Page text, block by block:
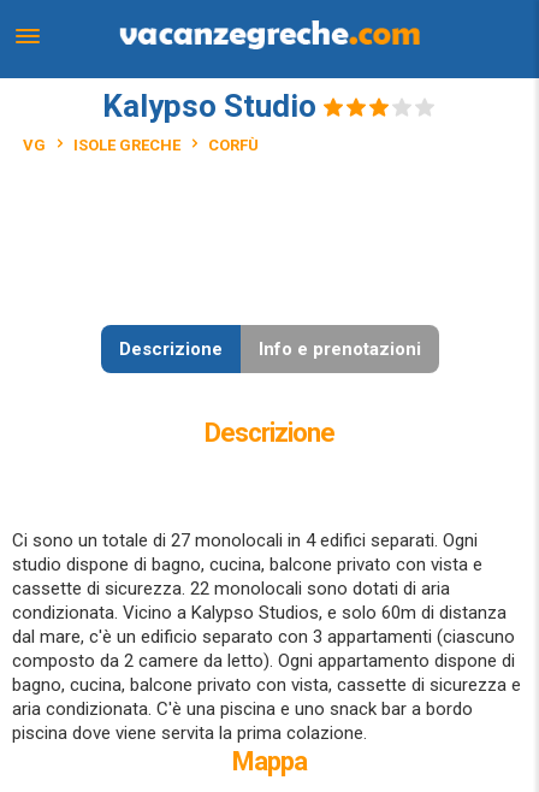
Kalypso Studio
VG ISOLE GRECHE CORFÙ
Descrizione Info e prenotazioni
Descrizione
Ci sono un totale di 27 monolocali in 4 edifici separati. Ogni
studio dispone di bagno, cucina, balcone privato con vista e
cassette di sicurezza. 22 monolocali sono dotati di aria
condizionata. Vicino a Kalypso Studios, e solo 60m di distanza
dal mare, c'è un edificio separato con 3 appartamenti (ciascuno
composto da 2 camere da letto). Ogni appartamento dispone di
bagno, cucina, balcone privato con vista, cassette di sicurezza e
aria condizionata. C'è una piscina e uno snack bar a bordo
piscina dove viene servita la prima colazione.
Mappa